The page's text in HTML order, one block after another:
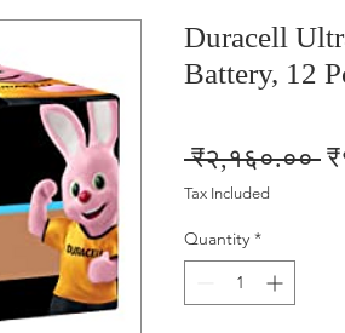
Duracell
Battery, 12
₹२,१६०.००
Tax Included
Quantity *